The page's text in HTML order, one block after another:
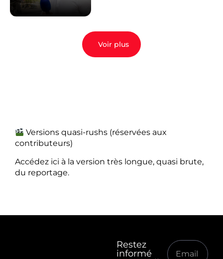
Voir plus
Versions quasi-rushs (réservées aux
contributeurs)
Accédez ici à la version très longue, quasi brute,
du reportage.
Restez
informé